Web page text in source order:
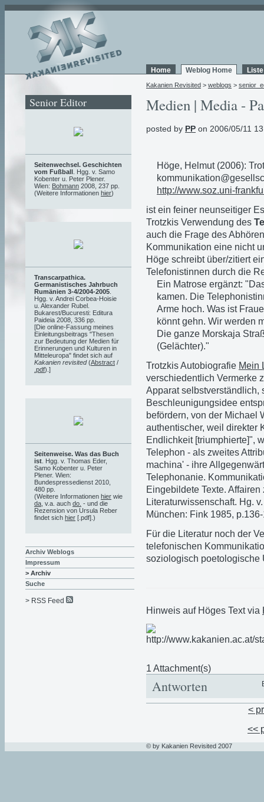
Home Weblog Home
Kakanien Revisited > weblogs >
Medien | Media -
posted by PP on 2006/05/11
Höge, Helmut (2006):
http://www.soz.uni-
ist ein feiner neunseitiger
Trotzkis Verwendung des
auch die Frage des
Kommunikation eine nicht
Höge schreibt über/zitiert
Telefonistinnen durch die
Ein Matrose ergänzt:
kamen. Die
Arme hoch. Was ist
könnt gehn. Wir werden
Die ganze Morskaja
(Gelächter)."
Trotzkis Autobiografie Mein
verschiedentlich Vermerke
Apparat selbstverständlich,
Beschleunigungsidee
befördern, von der Michael
authentischer, weil direkter
Endlichkeit [triumphierte]",
Telephon - als zweites
machina' - ihre
Telephonanie.
Eingebildete Texte.
Literaturwissenschaft. Hg.
München: Fink 1985,
Für die Literatur noch der
telefonischen
soziologisch poetologische
Hinweis auf Höges Text via
1 Attachment(s)
Antworten
<
<<
Senior Editor
Seitenwechsel. Geschichten
vom Fußball . Hgg. v. Samo
Kobenter u. Peter Plener.
Wien: Bohmann 2008, 237 pp.
(Weitere Informationen hier)
Transcarpathica.
Germanistisches Jahrbuch
Rumänien 3-4/2004-2005
Hgg. v. Andrei Corbea-Hoisie
u. Alexander Rubel.
Bukarest/Bucuresti: Editura
Paideia 2008, 336 pp.
[Die online-Fassung meines
Einleitungsbeitrags "Thesen
zur Bedeutung der Medien für
Erinnerungen und Kulturen in
Mitteleuropa" findet sich auf
Kakanien revisited(Abstract /
.pdf).]
Seitenweise. Was das Buch
ist . Hgg. v. Thomas Eder,
Samo Kobenter u. Peter
Plener. Wien:
Bundespressedienst 2010,
480 pp.
(Weitere Informationen hier wie
da , v.a. auch do. - und die
Rezension von Ursula Reber
findet sich hier [.pdf].)
Archiv Weblogs
Impressum
> Archiv
Suche
> RSS Feed
© by Kakanien Revisited 2007